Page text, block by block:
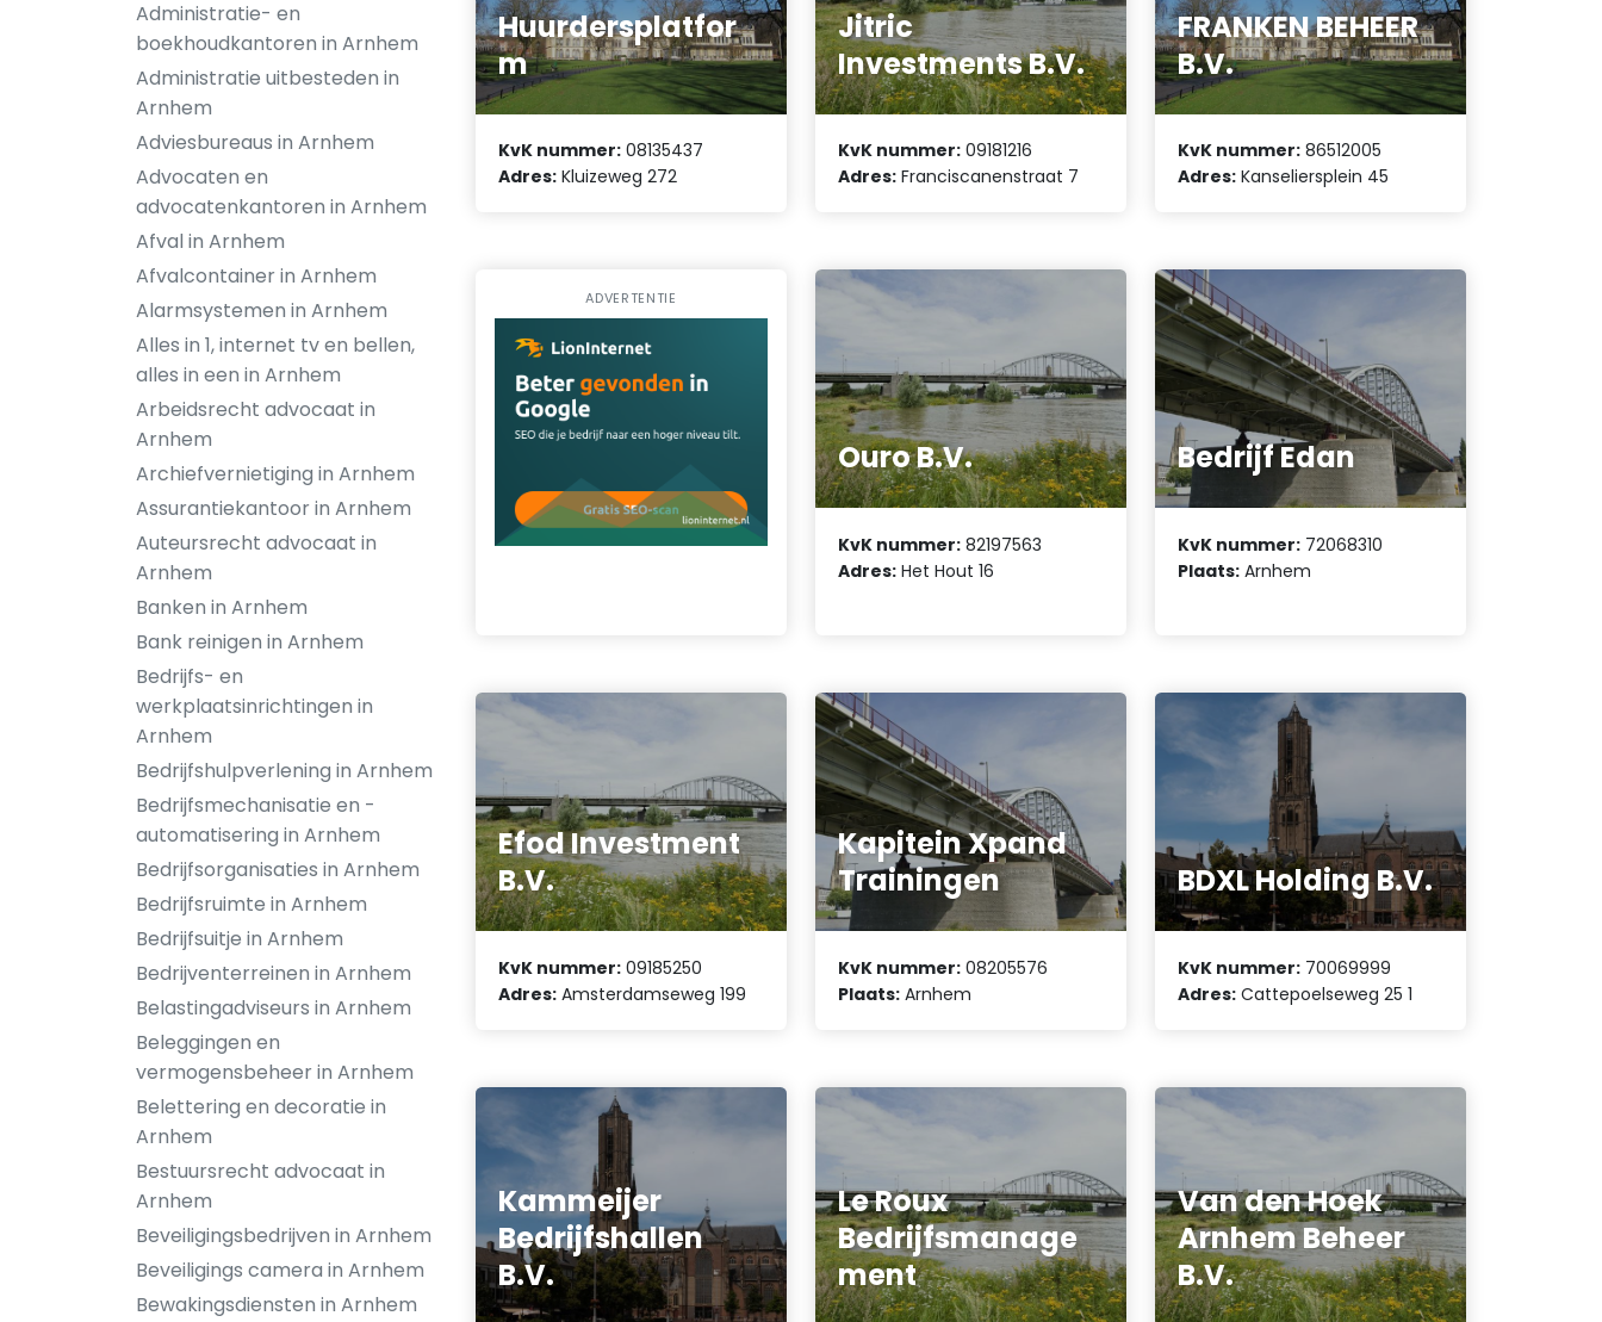
Administratie- en
boekhoudkantoren in Arnhem
Administratie uitbesteden in
Arnhem
Adviesbureaus in Arnhem
Advocaten en
advocatenkantoren in Arnhem
Afval in Arnhem
Afvalcontainer in Arnhem
Alarmsystemen in Arnhem
Alles in 1, internet tv en bellen,
alles in een in Arnhem
Arbeidsrecht advocaat in
Arnhem
Archiefvernietiging in Arnhem
Assurantiekantoor in Arnhem
Auteursrecht advocaat in
Arnhem
Banken in Arnhem
Bank reinigen in Arnhem
Bedrijfs- en
werkplaatsinrichtingen in
Arnhem
Bedrijfshulpverlening in Arnhem
Bedrijfsmechanisatie en -
automatisering in Arnhem
Bedrijfsorganisaties in Arnhem
Bedrijfsruimte in Arnhem
Bedrijfsuitje in Arnhem
Bedrijventerreinen in Arnhem
Belastingadviseurs in Arnhem
Beleggingen en
vermogensbeheer in Arnhem
Belettering en decoratie in
Arnhem
Bestuursrecht advocaat in
Arnhem
Beveiligingsbedrijven in Arnhem
Beveiligings camera in Arnhem
Bewakingsdiensten in Arnhem
Huurdersplatfor
m
KvK nummer: 08135437
Adres: Kluizeweg 272
Jitric
Investments B.V.
KvK nummer: 09181216
Adres: Franciscanenstraat 7
FRANKEN BEHEER
B.V.
KvK nummer: 86512005
Adres: Kanseliersplein 45
ADVERTENTIE
Ouro B.V.
KvK nummer: 82197563
Adres: Het Hout 16
Bedrijf Edan
KvK nummer: 72068310
Plaats: Arnhem
Efod Investment
B.V.
KvK nummer: 09185250
Adres: Amsterdamseweg 199
Kapitein Xpand
Trainingen
KvK nummer: 08205576
Plaats: Arnhem
BDXL Holding B.V.
KvK nummer: 70069999
Adres: Cattepoelseweg 25 1
Kammeijer
Bedrijfshallen
B.V.
Le Roux
Bedrijfsmanage
ment
Van den Hoek
Arnhem Beheer
B.V.